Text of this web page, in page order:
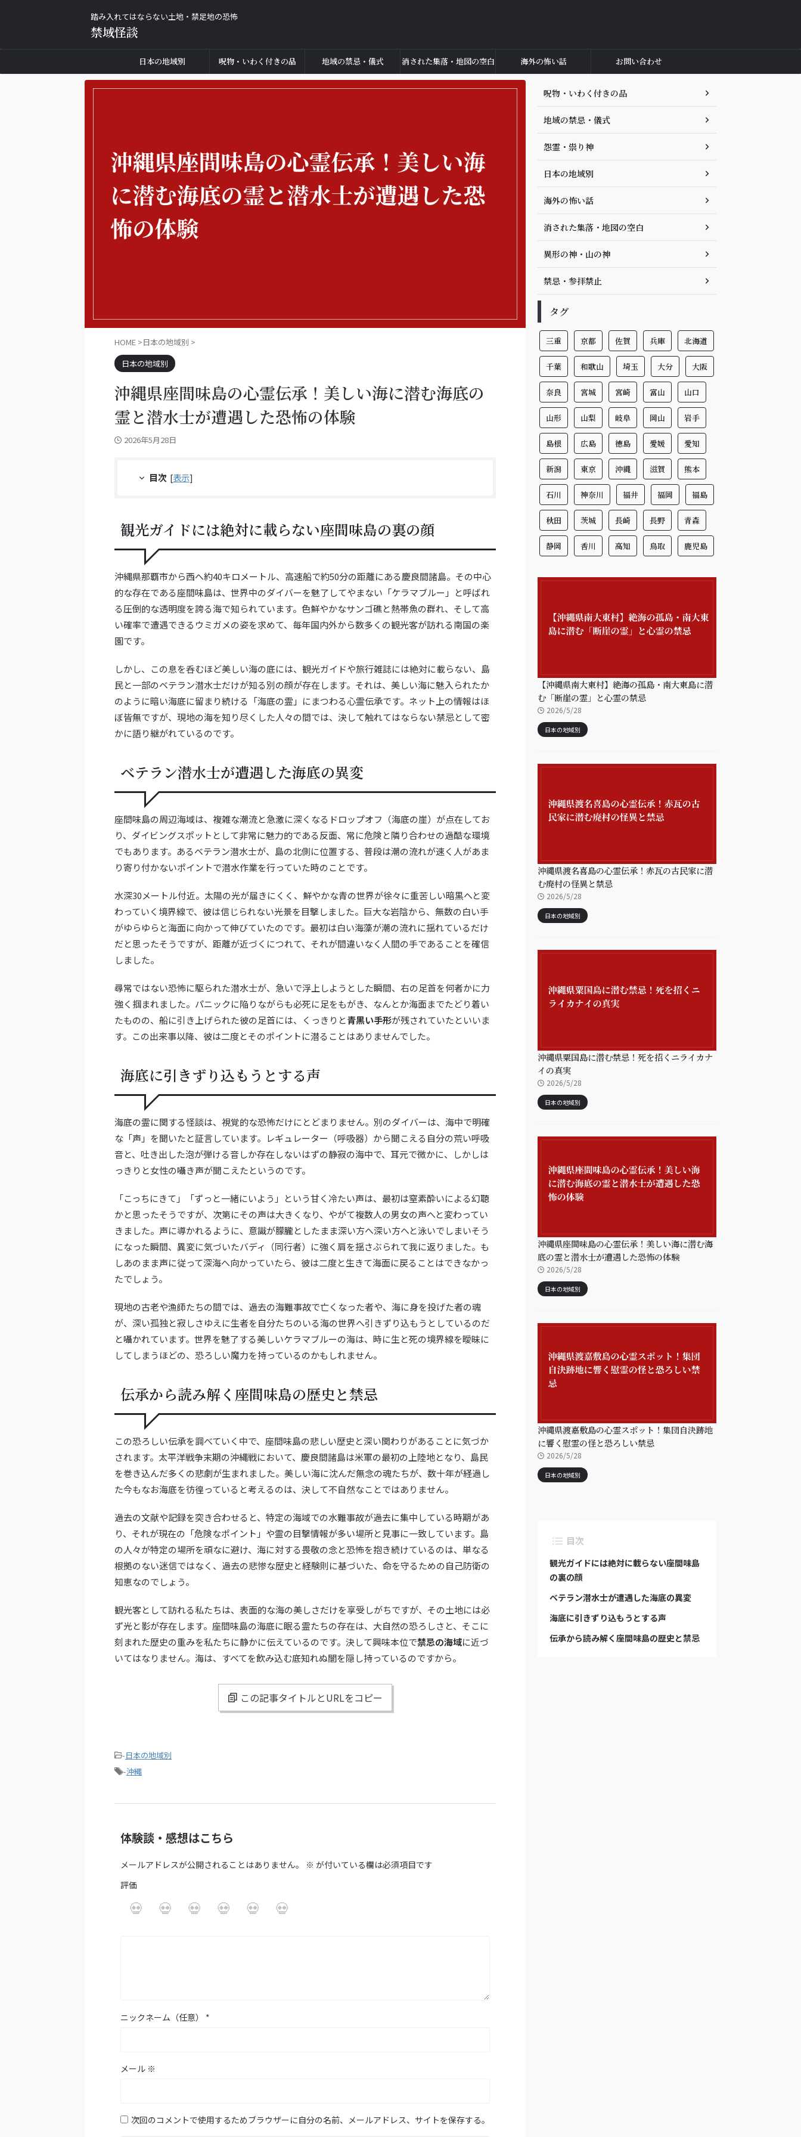
踏み入れてはならない土地・禁足地の恐怖
禁域怪談
日本の地域別 呪物・いわく付きの品 地域の禁忌・儀式 消された集落・地図の空白 海外の怖い話 お問い合わせ
HOME >日本の地域別 >
日本の地域別
沖縄県座間味島の心霊伝承！美しい海に潜む海底の
霊と潜水士が遭遇した恐怖の体験
2026年5月28日
目次 [表示]
観光ガイドには絶対に載らない座間味島の裏の顔
沖縄県那覇市から西へ約40キロメートル、高速船で約50分の距離にある慶良間諸島。その中心
的な存在である座間味島は、世界中のダイバーを魅了してやまない「ケラマブルー」と呼ばれ
る圧倒的な透明度を誇る海で知られています。色鮮やかなサンゴ礁と熱帯魚の群れ、そして高
い確率で遭遇できるウミガメの姿を求めて、毎年国内外から数多くの観光客が訪れる南国の楽
園です。
しかし、この息を呑むほど美しい海の底には、観光ガイドや旅行雑誌には絶対に載らない、島
民と一部のベテラン潜水士だけが知る別の顔が存在します。それは、美しい海に魅入られたか
のように暗い海底に留まり続ける「海底の霊」にまつわる心霊伝承です。ネット上の情報はほ
ぼ皆無ですが、現地の海を知り尽くした人々の間では、決して触れてはならない禁忌として密
かに語り継がれているのです。
ベテラン潜水士が遭遇した海底の異変
座間味島の周辺海域は、複雑な潮流と急激に深くなるドロップオフ（海底の崖）が点在してお
り、ダイビングスポットとして非常に魅力的である反面、常に危険と隣り合わせの過酷な環境
でもあります。あるベテラン潜水士が、島の北側に位置する、普段は潮の流れが速く人があま
り寄り付かないポイントで潜水作業を行っていた時のことです。
水深30メートル付近。太陽の光が届きにくく、鮮やかな青の世界が徐々に重苦しい暗黒へと変
わっていく境界線で、彼は信じられない光景を目撃しました。巨大な岩陰から、無数の白い手
がゆらゆらと海面に向かって伸びていたのです。最初は白い海藻が潮の流れに揺れているだけ
だと思ったそうですが、距離が近づくにつれて、それが間違いなく人間の手であることを確信
しました。
尋常ではない恐怖に駆られた潜水士が、急いで浮上しようとした瞬間、右の足首を何者かに力
強く掴まれました。パニックに陥りながらも必死に足をもがき、なんとか海面までたどり着い
たものの、船に引き上げられた彼の足首には、くっきりと青黒い手形が残されていたといいま
す。この出来事以降、彼は二度とそのポイントに潜ることはありませんでした。
海底に引きずり込もうとする声
海底の霊に関する怪談は、視覚的な恐怖だけにとどまりません。別のダイバーは、海中で明確
な「声」を聞いたと証言しています。レギュレーター（呼吸器）から聞こえる自分の荒い呼吸
音と、吐き出した泡が弾ける音しか存在しないはずの静寂の海中で、耳元で微かに、しかしは
っきりと女性の囁き声が聞こえたというのです。
「こっちにきて」「ずっと一緒にいよう」という甘く冷たい声は、最初は窒素酔いによる幻聴
かと思ったそうですが、次第にその声は大きくなり、やがて複数人の男女の声へと変わってい
きました。声に導かれるように、意識が朦朧としたまま深い方へ深い方へと泳いでしまいそう
になった瞬間、異変に気づいたバディ（同行者）に強く肩を揺さぶられて我に返りました。も
しあのまま声に従って深海へ向かっていたら、彼は二度と生きて海面に戻ることはできなかっ
たでしょう。
現地の古老や漁師たちの間では、過去の海難事故で亡くなった者や、海に身を投げた者の魂
が、深い孤独と寂しさゆえに生者を自分たちのいる海の世界へ引きずり込もうとしているのだ
と囁かれています。世界を魅了する美しいケラマブルーの海は、時に生と死の境界線を曖昧に
してしまうほどの、恐ろしい魔力を持っているのかもしれません。
伝承から読み解く座間味島の歴史と禁忌
この恐ろしい伝承を調べていく中で、座間味島の悲しい歴史と深い関わりがあることに気づか
されます。太平洋戦争末期の沖縄戦において、慶良間諸島は米軍の最初の上陸地となり、島民
を巻き込んだ多くの悲劇が生まれました。美しい海に沈んだ無念の魂たちが、数十年が経過し
た今もなお海底を彷徨っていると考えるのは、決して不自然なことではありません。
過去の文献や記録を突き合わせると、特定の海域での水難事故が過去に集中している時期があ
り、それが現在の「危険なポイント」や霊の目撃情報が多い場所と見事に一致しています。島
の人々が特定の場所を頑なに避け、海に対する畏敬の念と恐怖を抱き続けているのは、単なる
根拠のない迷信ではなく、過去の悲惨な歴史と経験則に基づいた、命を守るための自己防衛の
知恵なのでしょう。
観光客として訪れる私たちは、表面的な海の美しさだけを享受しがちですが、その土地には必
ず光と影が存在します。座間味島の海底に眠る霊たちの存在は、大自然の恐ろしさと、そこに
刻まれた歴史の重みを私たちに静かに伝えているのです。決して興味本位で禁忌の海域に近づ
いてはなりません。海は、すべてを飲み込む底知れぬ闇を隠し持っているのですから。
この記事タイトルとURLをコピー
-日本の地域別
-沖縄
体験談・感想はこちら
メールアドレスが公開されることはありません。 ※ が付いている欄は必須項目です
評価
ニックネーム（任意） *
メール ※
次回のコメントで使用するためブラウザーに自分の名前、メールアドレス、サイトを保存する。
呪物・いわく付きの品
地域の禁忌・儀式
怨霊・祟り神
日本の地域別
海外の怖い話
消された集落・地図の空白
異形の神・山の神
禁忌・参拝禁止
タグ
三重 京都 佐賀 兵庫 北海道
千葉 和歌山 埼玉 大分 大阪
奈良 宮城 宮崎 富山 山口
山形 山梨 岐阜 岡山 岩手
島根 広島 徳島 愛媛 愛知
新潟 東京 沖縄 滋賀 熊本
石川 神奈川 福井 福岡 福島
秋田 茨城 長崎 長野 青森
静岡 香川 高知 鳥取 鹿児島
【沖縄県南大東村】絶海の孤島・南大東島に潜
む「断崖の霊」と心霊の禁忌
2026/5/28
日本の地域別
沖縄県渡名喜島の心霊伝承！赤瓦の古民家に潜
む廃村の怪異と禁忌
2026/5/28
日本の地域別
沖縄県粟国島に潜む禁忌！死を招くニライカナ
イの真実
2026/5/28
日本の地域別
沖縄県座間味島の心霊伝承！美しい海に潜む海
底の霊と潜水士が遭遇した恐怖の体験
2026/5/28
日本の地域別
沖縄県渡嘉敷島の心霊スポット！集団自決跡地
に響く慰霊の怪と恐ろしい禁忌
2026/5/28
日本の地域別
目次
観光ガイドには絶対に載らない座間味島
の裏の顔
ベテラン潜水士が遭遇した海底の異変
海底に引きずり込もうとする声
伝承から読み解く座間味島の歴史と禁忌